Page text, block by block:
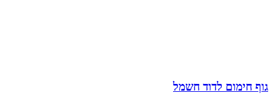
גוף חימום לדוד חשמל